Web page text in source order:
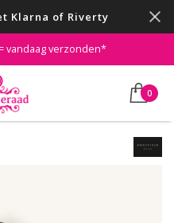
Klarna of Riverty
vandaag verzonden*
0